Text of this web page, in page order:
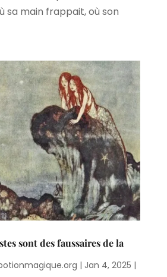
sa main frappait, où son
sont des faussaires de la
| Jan 4, 2025 |